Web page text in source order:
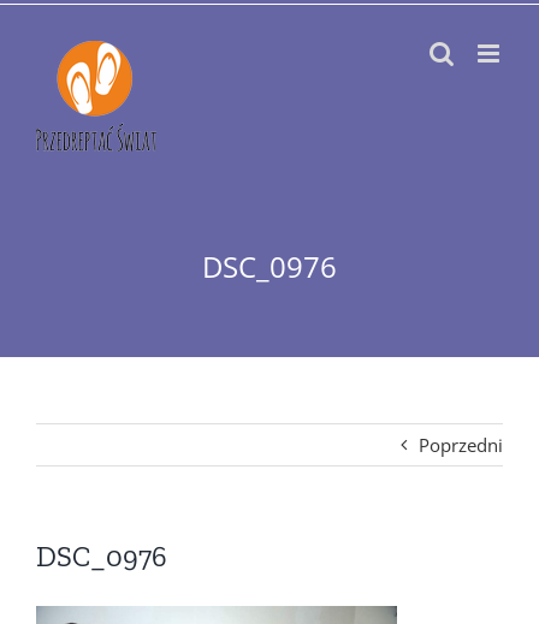
Przejdź
zawartości
DSC_0976
Poprzedni
DSC_0976